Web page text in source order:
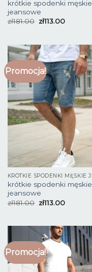
krótkie spodenki męskie
jeansowe
zł181.00 zł113.00
Promocja!
krótkie spodenki męskie
jeansowe
zł181.00 zł113.00
Promocja!